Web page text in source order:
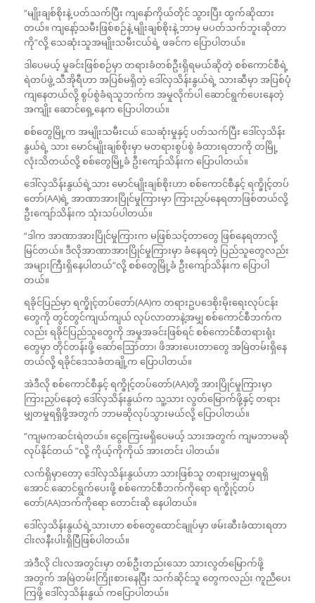
“မျိုးချစ်စိုးနဲ့ ပတ်သက်ပြီး ကျနော်ကိုယ်တိုင် သွားပြီး ထွက်ဆိုထား
တယ်။ ကျနော့်သမီးဖြစ်စဉ်နဲ့ မျိုးချစ်စိုးနဲ့ ဘာမှ မပတ်သက်ဘူးဆိုတာ
ကို”လို့ သေဆုံးသူအမျိုးသမီးငယ်ရဲ့ ဖခင်က ပြောပါတယ်။
ဒါပေမယ့် မှုခင်းဖြစ်စဉ်မှာ တရားခံတစ်ဦးရှိရမယ်ဆိုတဲ့ စစ်ကောင်စီရဲ့
ရဲတပ်ဖွဲ့ သီအိုရီဟာ အပြစ်မရှိတဲ့ ဒေါ်လှသိန်းနွယ်ရဲ့ သားဆီမှာ အပြစ်ပုံ
ကျနေတယ်လို့ စွပ်စွဲခံရသူဘက်က အမှုလိုက်ပါ ဆောင်ရွက်ပေးနေတဲ့
အကျိုး ဆောင်ရှေ့နေက ပြောပါတယ်။
စစ်တွေမြို့က အမျိုးသမီးငယ် သေဆုံးမှုနှင့် ပတ်သက်ပြီး ဒေါ်လှသိန်း
နွယ်ရဲ့ သား မောင်မျိုးချစ်စိုးမှာ မတရားစွပ်စွဲ ခံထားရတာကို တမြို့
လုံးသိတယ်လို့ စစ်တွေမြို့ခံ ဦးကျော်သိန်းက ပြောပါတယ်။
ဒေါ်လှသိန်းနွယ်ရဲ့သား မောင်မျိုးချစ်စိုးဟာ စစ်ကောင်စီနှင့် ရက္ခိုင့်တပ်
တော်(AA)ရဲ့ အာဏာအားပြိုင်မှုကြားမှာ ကြားညှပ်နေရတာဖြစ်တယ်လို့
ဦးကျော်သိန်းက သုံးသပ်ပါတယ်။
“ဒါက အာဏာအားပြိုင်မှုကြားက မဖြစ်သင့်တာတွေ ဖြစ်နေရတာလို့
မြင်တယ်။ ဒီလိုအာဏာအားပြိုင်မှုကြားမှာ ခံနေရတဲ့ ပြည်သူတွေလည်း
အများကြီးရှိနေပါတယ်”လို့ စစ်တွေမြို့ခံ ဦးကျော်သိန်းက ပြောပါ
တယ်။
ရခိုင်ပြည်မှာ ရက္ခိုင့်တပ်တော်(AA)က တရားဥပဒေစိုးမိုးရေးလုပ်ငန်း
တွေကို တွင်တွင်ကျယ်ကျယ် လုပ်လာတာနဲ့အမျှ စစ်ကောင်စီဘက်က
လည်း ရခိုင်ပြည်သူတွေကို အမှုအခင်းဖြစ်ရင် စစ်ကောင်စီတရားရုံး
တွေမှာ တိုင်တန်းဖို့ ဆော်ဪတာ၊ ဖိအားပေးတာတွေ အမြဲတမ်းရှိနေ
တယ်လို့ ရခိုင်ဒေသခံတချို့က ပြောပါတယ်။
အဲဒီလို စစ်ကောင်စီနှင့် ရက္ခိုင့်တပ်တော်(AA)တို့ အားပြိုင်မှုကြားမှာ
ကြားညှပ်နေတဲ့ ဒေါ်လှသိန်းနွယ်က သူ့သား လွတ်မြောက်ဖို့နှင့် တရား
မျှတမှုရရှိဖို့အတွက် ဘာမဆိုလုပ်သွားမယ်လို့ ပြောပါတယ်။
“ကျမကဆင်းရဲတယ်။ ငွေကြေးမရှိပေမယ့် သားအတွက် ကျမဘာမဆို
လုပ်နိုင်တယ် ”လို့ ကိုယ့်ကိုကိုယ် အားတင်း ပါတယ်။
လက်ရှိမှာတော့ ဒေါ်လှသိန်းနွယ်ဟာ သားဖြစ်သူ တရားမျှတမှုရရှိ
အောင် ဆောင်ရွက်ပေးဖို့ စစ်ကောင်စီဘက်ကိုရော ရက္ခိုင့်တပ်
တော်(AA)ဘက်ကိုရော တောင်းဆို နေပါတယ်။
ဒေါ်လှသိန်းနွယ်ရဲ့သားဟာ စစ်တွေထောင်ချုပ်မှာ ဖမ်းဆီးခံထားရတာ
ငါးလနီးပါးရှိပြီဖြစ်ပါတယ်။
အဲဒီလို ငါးလအတွင်းမှာ တစ်ဦးတည်းသော သားလွတ်မြောက်ဖို့
အတွက် အမြဲတမ်းကြိုးစားနေပြီး သက်ဆိုင်သူ တွေကလည်း ကူညီပေး
ကြဖို့ ဒေါ်လှသိန်းနွယ် ကပြောပါတယ်။